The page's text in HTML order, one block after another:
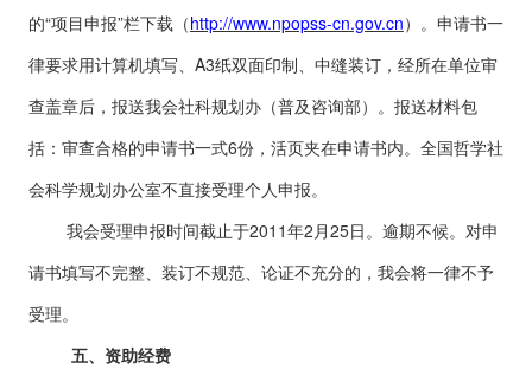
的“项目申报”栏下载（http://www.npopss-cn.gov.cn）。申请书一
律要求用计算机填写、A3纸双面印制、中缝装订，经所在单位审
查盖章后，报送我会社科规划办（普及咨询部）。报送材料包
括：审查合格的申请书一式6份，活页夹在申请书内。全国哲学社
会科学规划办公室不直接受理个人申报。
我会受理申报时间截止于2011年2月25日。逾期不候。对申
请书填写不完整、装订不规范、论证不充分的，我会将一律不予
受理。
五、资助经费